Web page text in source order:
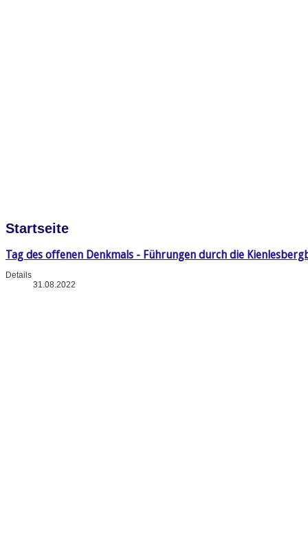
Startseite
Tag des offenen Denkmals - Führungen durch die
Details
31.08.2022